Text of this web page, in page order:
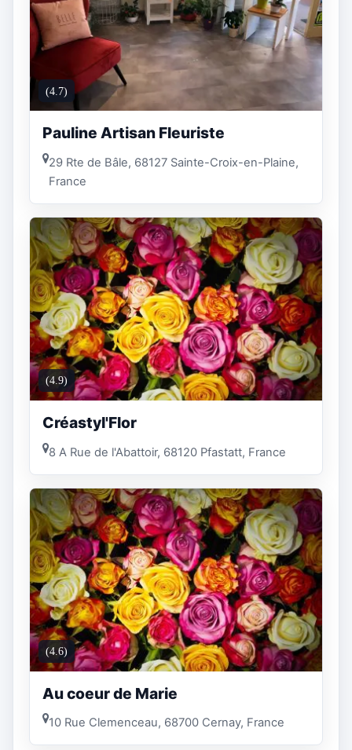
(4.7)
Pauline Artisan Fleuriste
29 Rte de Bâle, 68127 Sainte-Croix-en-Plaine,
France
(4.9)
Créastyl'Flor
8 A Rue de l'Abattoir, 68120 Pfastatt, France
(4.6)
Au coeur de Marie
10 Rue Clemenceau, 68700 Cernay, France